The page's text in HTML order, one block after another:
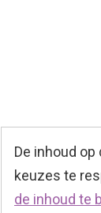
De inhoud
keuzes te
de inhoud te